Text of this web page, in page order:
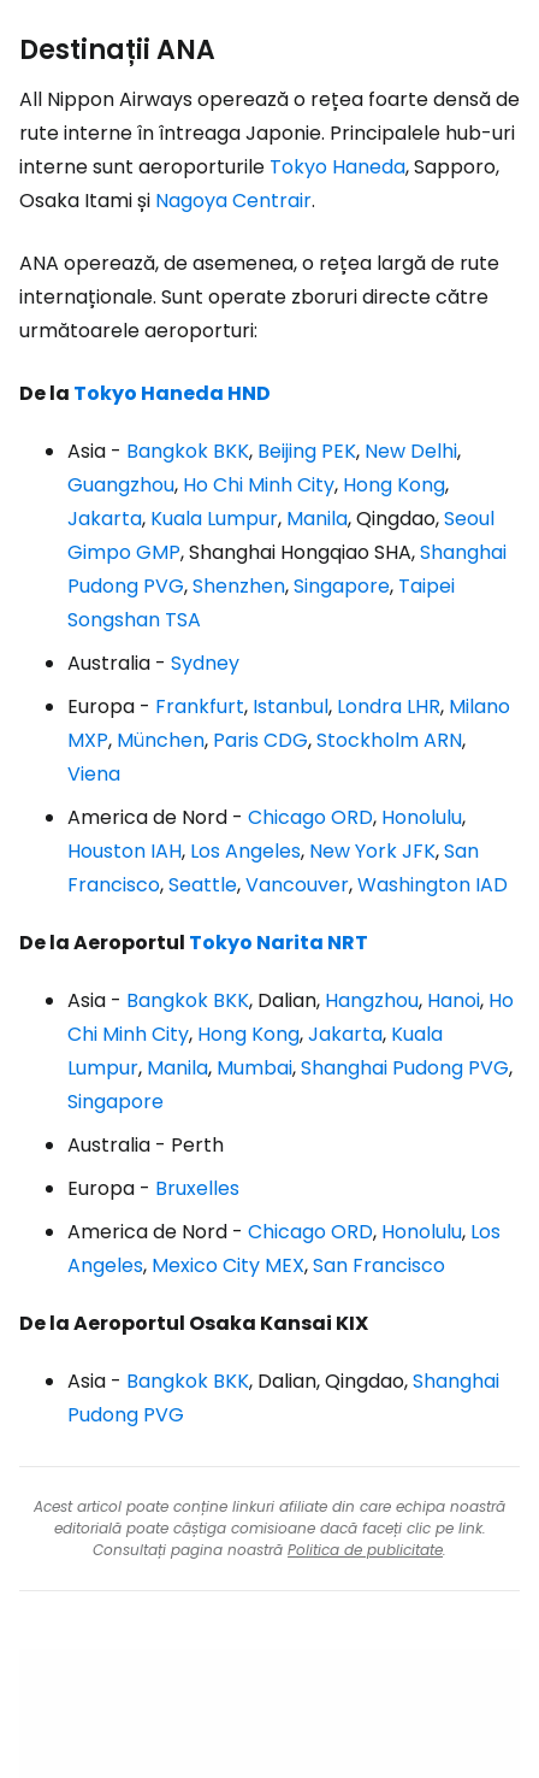
Destinații ANA
All Nippon Airways operează o rețea foarte densă de
rute interne în întreaga Japonie. Principalele hub-uri
interne sunt aeroporturile Tokyo Haneda, Sapporo,
Osaka Itami și Nagoya Centrair.
ANA operează, de asemenea, o rețea largă de rute
internaționale. Sunt operate zboruri directe către
următoarele aeroporturi:
De la Tokyo Haneda HND
Asia - Bangkok BKK, Beijing PEK, New Delhi,
Guangzhou, Ho Chi Minh City, Hong Kong,
Jakarta, Kuala Lumpur, Manila, Qingdao,Seoul
Gimpo GMP, Shanghai Hongqiao SHA,Shanghai
Pudong PVG,Shenzhen,Singapore, Taipei
Songshan TSA
Australia - Sydney
Europa - Frankfurt, Istanbul, Londra LHR, Milano
MXP, München, Paris CDG,Stockholm ARN,
Viena
America de Nord - Chicago ORD, Honolulu,
Houston IAH, Los Angeles, New York JFK,San
Francisco,Seattle,Vancouver,Washington IAD
De la Aeroportul Tokyo Narita NRT
Asia - Bangkok BKK, Dalian, Hangzhou, Hanoi, Ho
Chi Minh City, Hong Kong,Jakarta, Kuala
Lumpur, Manila, Mumbai,Shanghai Pudong PVG,
Singapore
Australia - Perth
Europa - Bruxelles
America de Nord - Chicago ORD, Honolulu, Los
Angeles, Mexico City MEX,San Francisco
De la Aeroportul Osaka Kansai KIX
Asia - Bangkok BKK, Dalian, Qingdao,Shanghai
Pudong PVG
Acest articol poate conține linkuri afiliate din care echipa noastră
editorială poate câștiga comisioane dacă faceți clic pe link.
Consultați pagina noastră Politica de publicitate.